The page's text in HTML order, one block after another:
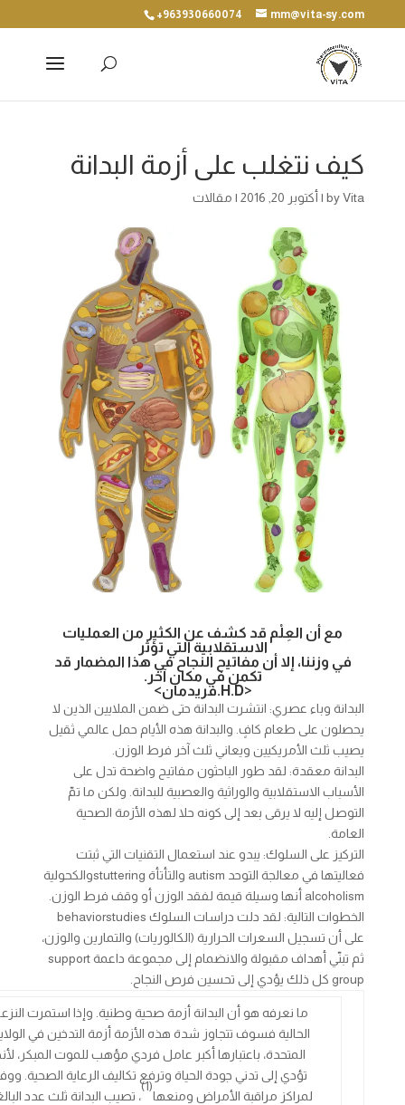
+963930660074 mm@vita-sy.com
كيف نتغلب على أزمة البدانة
byVita
| أكتوبر 20, 2016 | مقالات
مع أن العِلْم قد كشف عن الكثير من العمليات
الاستقلابية التي تؤثر
في وزننا، إلا أن مفاتيح النجاح في هذا المضمار قد
تكمن في مكان آخر.
<H.D.
فريدمان>
البدانة وباء عصري: انتشرت البدانة حتى ضمن الملايين الذين لا
يحصلون على طعام كافٍ. والبدانة هذه الأيام حمل عالمي ثقيل
يصيب ثلث الأمريكيين ويعاني ثلث آخر فرط الوزن.
البدانة معقدة: لقد طور الباحثون مفاتيح واضحة تدل على
الأسباب الاستقلابية والوراثية والعصبية للبدانة. ولكن ما تمّ
التوصل إليه لا يرقى بعد إلى كونه حلا لهذه الأزمة الصحية
العامة.
التركيز على السلوك: يبدو عند استعمال التقنيات التي ثبتت
فعاليتها في معالجة التوحد autism والتأتأة stutteringوالكحولية
alcoholism أنها وسيلة قيمة لفقد الوزن أو وقف فرط الوزن.
الخطوات التالية: لقد دلت دراسات السلوك behaviorstudies
على أن تسجيل السعرات الحرارية (الكالوريات) والتمارين والوزن،
ثم تبنّي أهداف مقبولة والانضمام إلى مجموعة داعمة support
group كل ذلك يؤدي إلى تحسين فرص النجاح.
ما نعرفه هو أن البدانة أزمة صحية وطنية. وإذا استمرت
الحالية فسوف تتجاوز شدة هذه الأزمة أزمة التدخين في
المتحدة، باعتبارها أكبر عامل فردي مؤهب للموت المبكر،
تؤدي إلى تدني جودة الحياة وترفع تكاليف الرعاية الصحية.
لمراكز مراقبة الأمراض ومنعها
(1)
، تصيب البدانة ثلث عدد